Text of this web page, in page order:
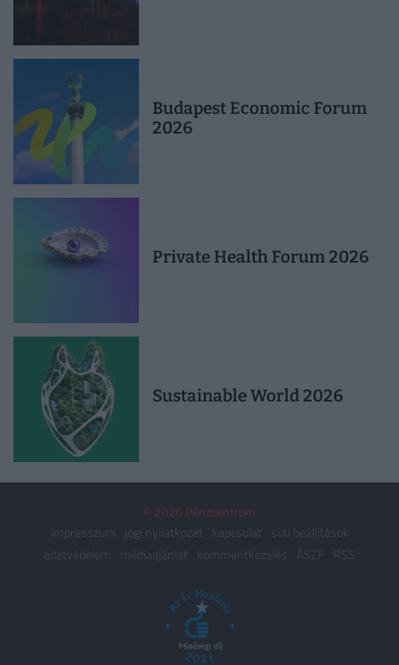
Budapest Economic Forum
2026
Private Health Forum 2026
Sustainable World 2026
© 2026 Pénzcentrum
impresszum
jogi nyilatkozat kapcsolat
süti beállítások
adatvédelem
médiaajánlat kommentkezelés ÁSZF RSS